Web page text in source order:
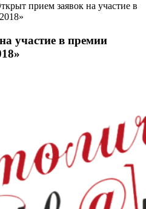
прием заявок на участие в
участие в премии